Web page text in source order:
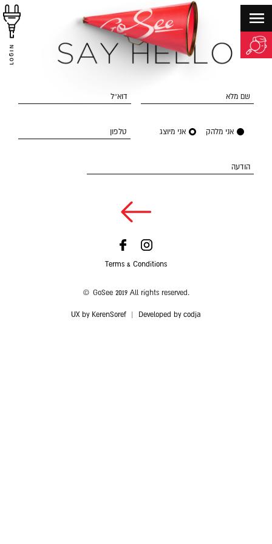
LOGIN
שם מלא דוא״ל
אני מלהק אני מיוצג טלפון
הודעה
Terms & Conditions
© GoSee 2019 All rights reserved.
UX by KerenSoref Developed by codja